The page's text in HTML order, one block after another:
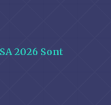
2026 Sont